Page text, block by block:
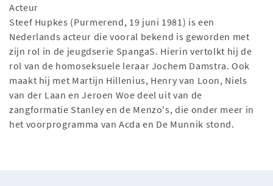
Acteur
Steef Hupkes (Purmerend, 19 juni 1981) is een
Nederlands acteur die vooral bekend is geworden met
zijn rol in de jeugdserie SpangaS. Hierin vertolkt hij de
rol van de homoseksuele leraar Jochem Damstra. Ook
maakt hij met Martijn Hillenius, Henry van Loon, Niels
van der Laan en Jeroen Woe deel uit van de
zangformatie Stanley en de Menzo's, die onder meer in
het voorprogramma van Acda en De Munnik stond.